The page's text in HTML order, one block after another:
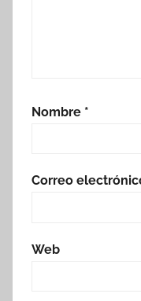
Nombre *
Correo
Web